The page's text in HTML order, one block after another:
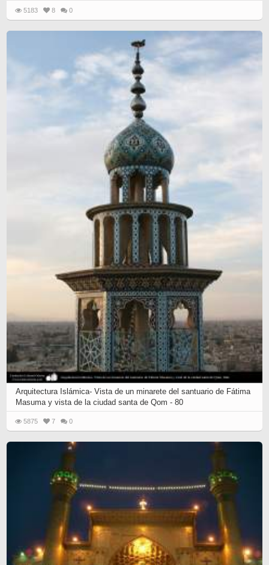
5183 8 0
Arquitectura Islámica- Vista de un minarete del santuario de Fátima
Masuma y vista de la ciudad santa de Qom - 80
5875 7 0